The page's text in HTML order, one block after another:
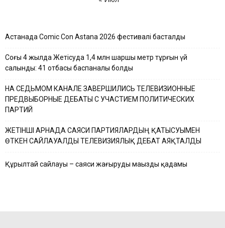
Астанада Comic Con Astana 2026 фестивалі басталды
Соңғы 4 жылда Жетісуда 1,4 млн шаршы метр тұрғын үй
салынды: 41 отбасы баспаналы болды
НА СЕДЬМОМ КАНАЛЕ ЗАВЕРШИЛИСЬ ТЕЛЕВИЗИОННЫЕ
ПРЕДВЫБОРНЫЕ ДЕБАТЫ С УЧАСТИЕМ ПОЛИТИЧЕСКИХ
ПАРТИЙ
ЖЕТІНШІ АРНАДА САЯСИ ПАРТИЯЛАРДЫҢ ҚАТЫСУЫМЕН
ӨТКЕН САЙЛАУАЛДЫ ТЕЛЕВИЗИЯЛЫҚ ДЕБАТ АЯҚТАЛДЫ
Құрылтай сайлауы – саяси жаңғырудың маңызды қадамы